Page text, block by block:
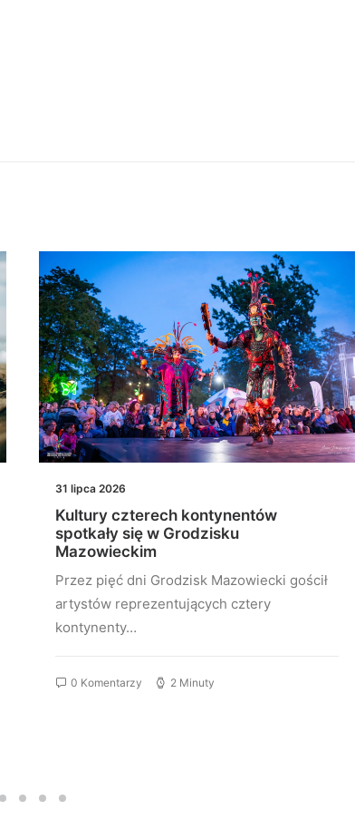
31 lipca 2026
Kultury czterech kontynentów
spotkały się w Grodzisku
Mazowieckim
Przez pięć dni Grodzisk Mazowiecki gościł
artystów reprezentujących cztery
kontynenty…
0 Komentarzy 2 Minuty